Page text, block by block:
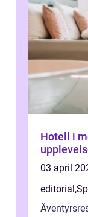
Hotell i mora en guide
03 april
editorial,